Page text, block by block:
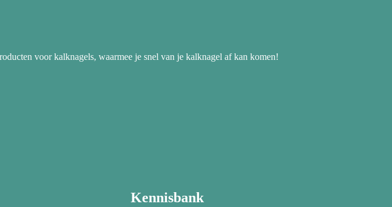
voor kalknagels, waarmee je snel van je kalknagel af kan komen!
Kennisbank